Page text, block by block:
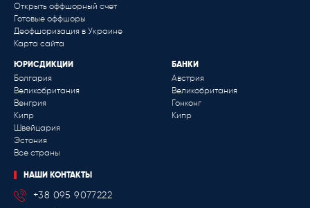
Открыть оффшорный счет
Готовые оффшоры
Деофшоризация в Украине
Карта сайта
ЮРИСДИКЦИИ
Болгария
Великобритания
Венгрия
Кипр
Швейцария
Эстония
Все страны
БАНКИ
Австрия
Великобритания
Гонконг
Кипр
НАШИ КОНТАКТЫ
+38 095 9077222